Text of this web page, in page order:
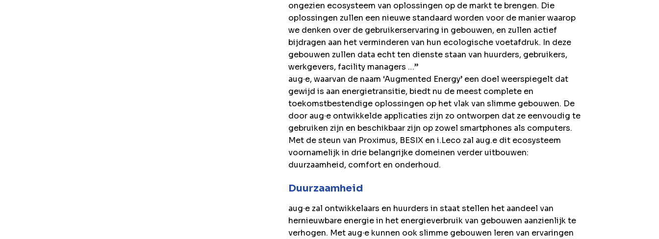
ongezien ecosysteem van oplossingen op de markt te brengen. Die
oplossingen zullen een nieuwe standaard worden voor de manier waarop
we denken over de gebruikerservaring in gebouwen, en zullen actief
bijdragen aan het verminderen van hun ecologische voetafdruk. In deze
gebouwen zullen data echt ten dienste staan van huurders, gebruikers,
werkgevers, facility managers …”
aug∙e, waarvan de naam ‘Augmented Energy’ een doel weerspiegelt dat
gewijd is aan energietransitie, biedt nu de meest complete en
toekomstbestendige oplossingen op het vlak van slimme gebouwen. De
door aug∙e ontwikkelde applicaties zijn zo ontworpen dat ze eenvoudig te
gebruiken zijn en beschikbaar zijn op zowel smartphones als computers.
Met de steun van Proximus, BESIX en i.Leco zal aug.e dit ecosysteem
voornamelijk in drie belangrijke domeinen verder uitbouwen:
duurzaamheid, comfort en onderhoud.
Duurzaamheid
aug∙e zal ontwikkelaars en huurders in staat stellen het aandeel van
hernieuwbare energie in het energieverbruik van gebouwen aanzienlijk te
verhogen. Met aug∙e kunnen ook slimme gebouwen leren van ervaringen